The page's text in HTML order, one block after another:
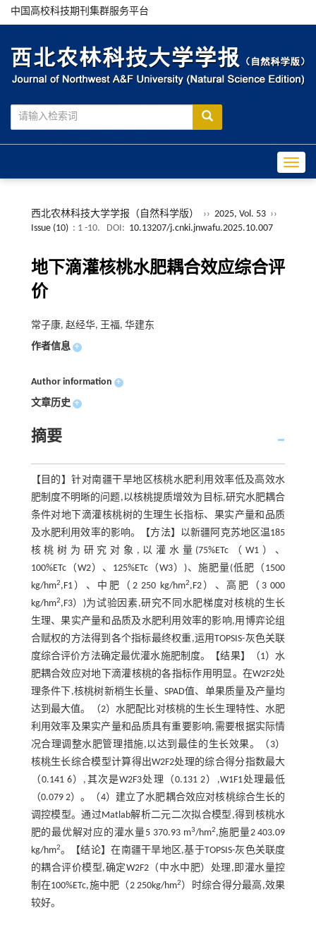
中国高校科技期刊集群服务平台
西北农林科技大学学报（自然科学版） ›› 2025, Vol. 53 ››
Issue (10) : 1 -10. DOI: 10.13207/j.cnki.jnwafu.2025.10.007
地下滴灌核桃水肥耦合效应综合评
价
常子康, 赵经华, 王福, 华建东
作者信息 +
Author information +
文章历史 +
摘要
【目的】针对南疆干旱地区核桃水肥利用效率低及高效水
肥制度不明晰的问题,以核桃提质增效为目标,研究水肥耦合
条件对地下滴灌核桃树的生理生长指标、果实产量和品质
及水肥利用效率的影响。【方法】以新疆阿克苏地区温185
核桃树为研究对象,以灌水量(75%ETc（W1）、
100%ETc（W2）、125%ETc（W3）)、施肥量(低肥（1500
kg/hm2,F1）、中肥（2 250 kg/hm2,F2）、高肥（3 000
kg/hm2,F3）)为试验因素,研究不同水肥梯度对核桃的生长
生理、果实产量和品质及水肥利用效率的影响,用博弈论组
合赋权的方法得到各个指标最终权重,运用TOPSIS-灰色关联
度综合评价方法确定最优灌水施肥制度。【结果】（1）水
肥耦合效应对地下滴灌核桃的各指标作用明显。在W2F2处
理条件下,核桃树新梢生长量、SPAD值、单果质量及产量均
达到最大值。（2）水肥配比对核桃的生长生理特性、水肥
利用效率及果实产量和品质具有重要影响,需要根据实际情
况合理调整水肥管理措施,以达到最佳的生长效果。（3）
核桃生长综合模型计算得出W2F2处理的综合得分指数最大
（0.141 6）,其次是W2F3处理（0.131 2）,W1F1处理最低
（0.079 2）。（4）建立了水肥耦合效应对核桃综合生长的
调控模型。通过Matlab解析二元二次拟合模型,得到核桃水
肥的最优解对应的灌水量5 370.93 m3/hm2,施肥量2 403.09
kg/hm2。【结论】在南疆干旱地区,基于TOPSIS-灰色关联度
的耦合评价模型,确定W2F2（中水中肥）处理,即灌水量控
制在100%ETc,施中肥（2 250kg/hm2 ）时综合得分最高,效果
较好。